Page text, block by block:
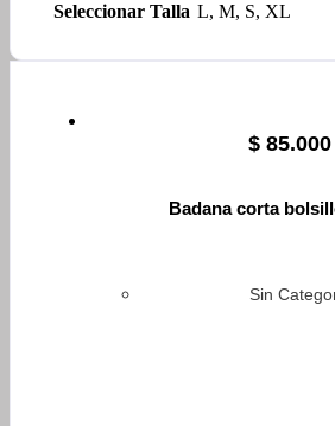
Seleccionar Talla L, M, S, XL
$ 85.000
Badana corta
Sin